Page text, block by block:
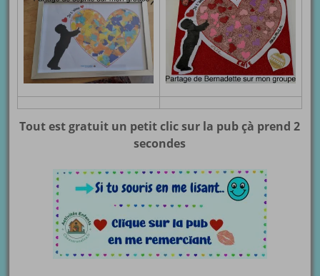
Tout est gratuit un petit clic sur la pub çà prend 2
secondes